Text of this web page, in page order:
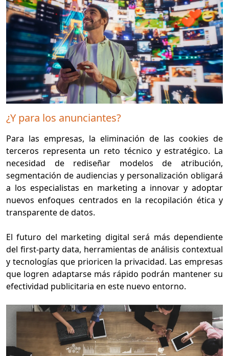
¿Y para los anunciantes?
Para las empresas, la eliminación de las cookies de
terceros representa un reto técnico y estratégico. La
necesidad de rediseñar modelos de atribución,
segmentación de audiencias y personalización obligará
a los especialistas en marketing a innovar y adoptar
nuevos enfoques centrados en la recopilación ética y
transparente de datos.
El futuro del marketing digital será más dependiente
del first-party data, herramientas de análisis contextual
y tecnologías que prioricen la privacidad. Las empresas
que logren adaptarse más rápido podrán mantener su
efectividad publicitaria en este nuevo entorno.